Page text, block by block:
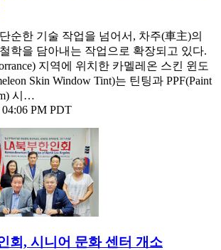
순한 기술 작업을 넘어서, 차주(車主)의
학을 담아내는 작업으로 확장되고 있다.
지역에 위치한 카멜레온 스킨 윈도
Skin Window Tint)는 틴팅과 PPF(Paint
시…
PM PDT
회, 시니어 문화 센터 개소